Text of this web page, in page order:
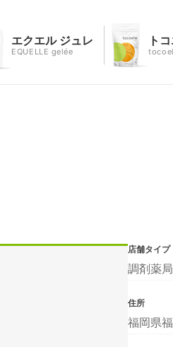
エクエル ジュレ
EQUELLE gelée
ト
店舗タイプ
調剤薬局
住所
福岡県